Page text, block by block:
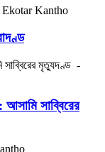
আসামি সাব্বিরের